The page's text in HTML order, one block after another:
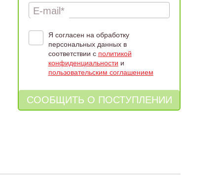
E-mail*
Я согласен на обработку
персональных данных в
соответствии с политикой
конфиденциальности и
пользовательским соглашением